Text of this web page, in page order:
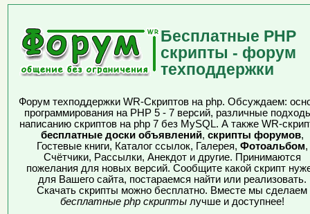
Бесплатные PHP
скрипты - форум
техподдержки
Форум техподдержки WR-Скриптов на php. Обсуждаем:
программирования на PHP 5 - 7 версий, различные
написанию скриптов на php 7 без MySQL. А также WR-
бесплатные доски объявлений, скрипты форумов,
Гостевые книги, Каталог ссылок, Галерея, Фотоальбом,
Счётчики, Рассылки, Анекдот и другие. Принимаются
пожелания для новых версий. Сообщите какой скрипт
для Вашего сайта, постараемся найти или реализовать.
Скачать скрипты можно бесплатно. Вместе мы сделаем
бесплатные php скриптылучше и доступнее!